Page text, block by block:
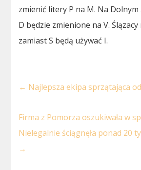
zmienić litery P na M. Na Dolnym
D będzie zmienione na V.
zamiast S będą używać I.
← Najlepsza ekipa sprzątająca
Firma z Pomorza oszukiwała w
Nielegalnie ściągnęła ponad 20
→